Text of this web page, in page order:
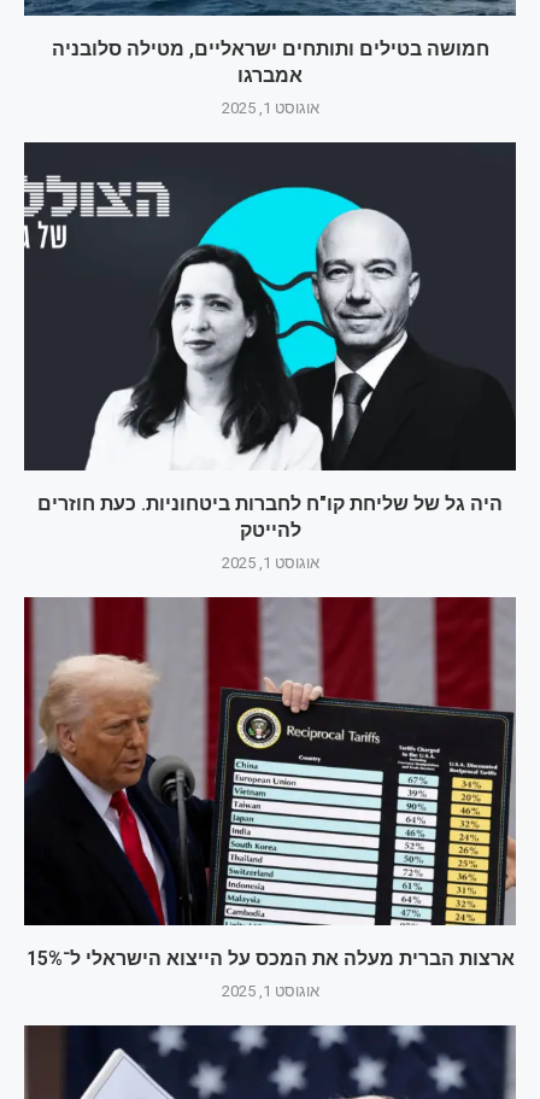
חמושה בטילים ותותחים ישראליים, מטילה סלובניה
אמברגו
אוגוסט 1, 2025
היה גל של שליחת קו"ח לחברות ביטחוניות. כעת חוזרים
להייטק
אוגוסט 1, 2025
ארצות הברית מעלה את המכס על הייצוא הישראלי ל־15%
אוגוסט 1, 2025